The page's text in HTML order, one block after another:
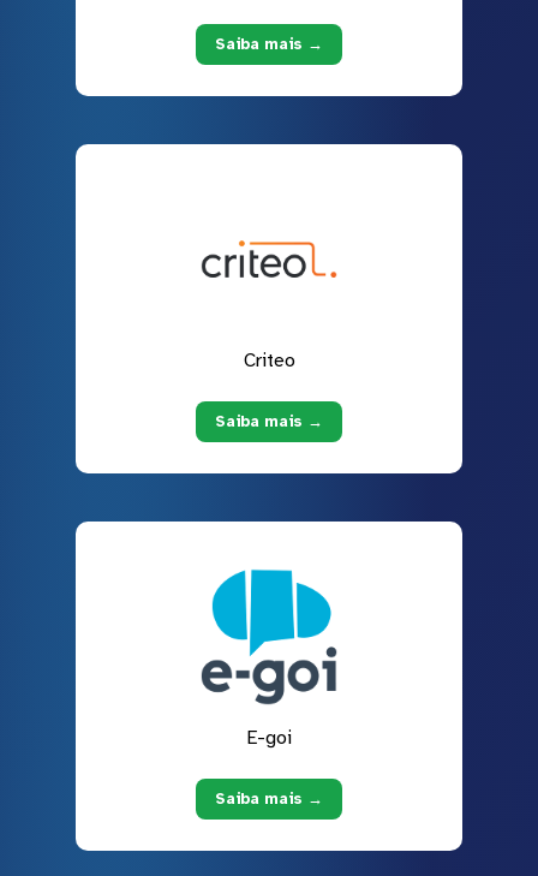
Saiba mais →
Criteo
Saiba mais →
E-goi
Saiba mais →